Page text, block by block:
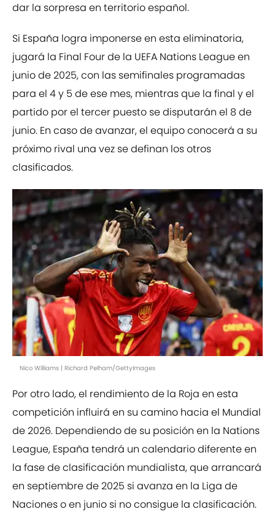
dar la sorpresa en territorio español.
Si España logra imponerse en esta eliminatoria,
jugará la Final Four de la UEFA Nations League en
junio de 2025, con las semifinales programadas
para el 4 y 5 de ese mes, mientras que la final y el
partido por el tercer puesto se disputarán el 8 de
junio. En caso de avanzar, el equipo conocerá a su
próximo rival una vez se definan los otros
clasificados.
Nico Williams | Richard Pelham/GettyImages
Por otro lado, el rendimiento de la Roja en esta
competición influirá en su camino hacia el Mundial
de 2026. Dependiendo de su posición en la Nations
League, España tendrá un calendario diferente en
la fase de clasificación mundialista, que arrancará
en septiembre de 2025 si avanza en la Liga de
Naciones o en junio si no consigue la clasificación.